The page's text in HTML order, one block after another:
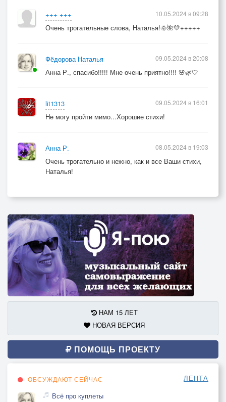
+++ +++
Очень трогательные слова, Наталья!🌞🌺💛+++++
10.05.2024 в 09:28
Фёдорова Наталья
Анна Р., спасибо!!!!! Мне очень приятно!!!! 🌸🌿🤍
09.05.2024 в 20:08
lit1313
Не могу пройти мимо...Хорошие стихи!
09.05.2024 в 16:01
Анна Р.
Очень трогательно и нежно, как и все Ваши стихи,
Наталья!
08.05.2024 в 19:03
НАМ 15 ЛЕТ
НОВАЯ ВЕРСИЯ
ПОМОЩЬ ПРОЕКТУ
ОБСУЖДАЮТ СЕЙЧАС ЛЕНТА
Всё про куплеты